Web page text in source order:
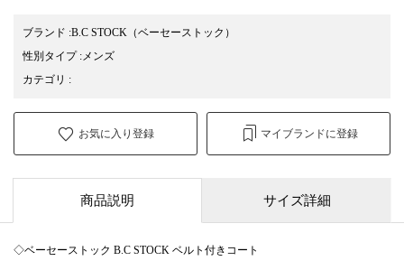
ブランド :B.C STOCK （ベーセーストック）
性別タイプ: メンズ
カテゴリ :
お気に入り登録 マイブランドに登録
商品説明 サイズ詳細
◇ベーセーストック B.C STOCK ベルト付きコート